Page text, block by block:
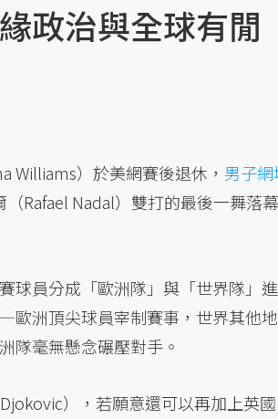
政治與全球有閒
Williams）於美網賽後退休， 男子網
Rafael Nadal）雙打的最後一舞落幕
球員分成「歐洲隊」與「世界隊」進
洲頂尖球員宰制賽事，世界其他地
隊毫無懸念碾壓對手。
），若願意還可以再加上英國